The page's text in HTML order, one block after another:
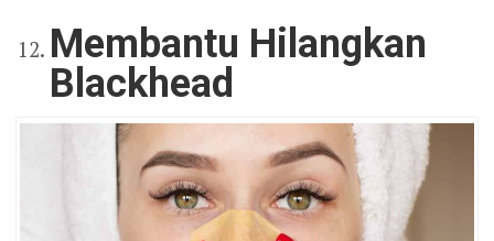
Membantu Hilangkan
Blackhead